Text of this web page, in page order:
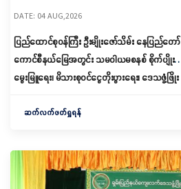
DATE: 04 AUG,2026
ပြည်ထောင်စုဝန်ကြီး ဦးမျိုးဇော်သိမ်း နေပြည်တော်
ကောင်စီနယ်မြေအတွင်း သမဝါယမစနစ် စိုက်ပျိုး
မွေးမြူရေး၊ မိသားစုဝင်ငွေတိုးပွားရေး၊ ဒေသဖွံ့ဖြိုး
ကိုယ်စားပြု ဖူဆယ်ဘော်လုံးအသင်းအား ကြည့်ရှု
ဆက်လက်ဖတ်ရှုရန်